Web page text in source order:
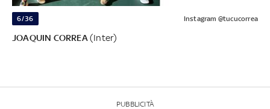
6/36 Instagram @tucucorrea
JOAQUIN CORREA (Inter)
PUBBLICITÀ